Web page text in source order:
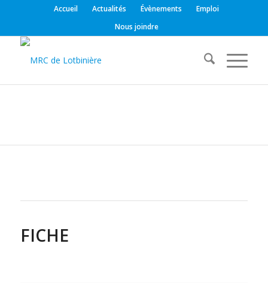
Accueil Actualités Évènements
Emploi
Nous joindre
FICHE